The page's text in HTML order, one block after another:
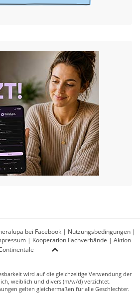
bei Facebook | Nutzungsbedingungen |
| Kooperation Fachverbände | Aktion
wird auf die gleichzeitige Verwendung der
weiblich und divers (m/w/d) verzichtet.
gelten gleichermaßen für alle Geschlechter.